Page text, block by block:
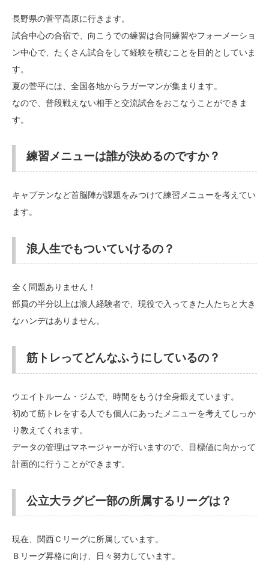
長野県の菅平高原に行きます。
試合中心の合宿で、向こうでの練習は合同練習やフォーメーショ
ン中心で、たくさん試合をして経験を積むことを目的としていま
す。
夏の菅平には、全国各地からラガーマンが集まります。
なので、普段戦えない相手と交流試合をおこなうことができま
す。
練習メニューは誰が決めるのですか？
キャプテンなど首脳陣が課題をみつけて練習メニューを考えてい
ます。
浪人生でもついていけるの？
全く問題ありません！
部員の半分以上は浪人経験者で、現役で入ってきた人たちと大き
なハンデはありません。
筋トレってどんなふうにしているの？
ウエイトルーム・ジムで、時間をもうけ全身鍛えています。
初めて筋トレをする人でも個人にあったメニューを考えてしっか
り教えてくれます。
データの管理はマネージャーが行いますので、目標値に向かって
計画的に行うことができます。
公立大ラグビー部の所属するリーグは？
現在、関西Ｃリーグに所属しています。
Ｂリーグ昇格に向け、日々努力しています。